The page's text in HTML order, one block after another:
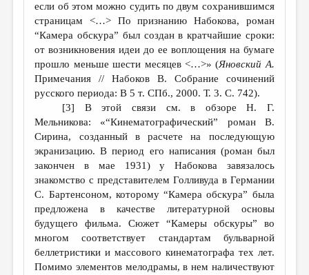
если об этом можно судить по двум сохранившимся
страницам <…> По признанию Набокова, роман
“Камера обскура” был создан в кратчайшие сроки:
от возникновения идеи до ее воплощения на бумаге
прошло меньше шести месяцев <…>» (Яновский А.
Примечания // Набоков В. Собрание сочинений
русского периода: В 5 т. СПб., 2000. Т. 3. С. 742).
[3] В этой связи см. в обзоре Н. Г.
Мельникова: «“Кинематографический” роман В.
Сирина, созданный в расчете на последующую
экранизацию. В период его написания (роман был
закончен в мае 1931) у Набокова завязалось
знакомство с представителем Голливуда в Германии
С. Бартенсоном, которому “Камера обскура” была
предложена в качестве литературной основы
будущего фильма. Сюжет “Камеры обскуры” во
многом соответствует стандартам бульварной
беллетристики и массового кинематографа тех лет.
Помимо элементов мелодрамы, в нем наличествуют